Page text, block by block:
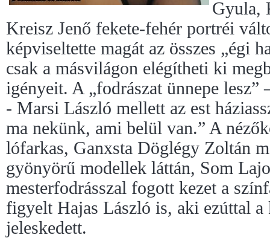
Gyula,
Kreisz Jenő fekete-fehér portréi
képviseltette magát az összes „égi
csak a másvilágon elégítheti ki
igényeit. A „fodrászat ünnepe
- Marsi László mellett az est
ma nekünk, ami belül van.” A
lófarkas, Ganxsta Döglégy Zoltán
gyönyörű modellek láttán, Som
mesterfodrásszal fogott kezet a
figyelt Hajas László is, aki ezúttal a
jeleskedett.